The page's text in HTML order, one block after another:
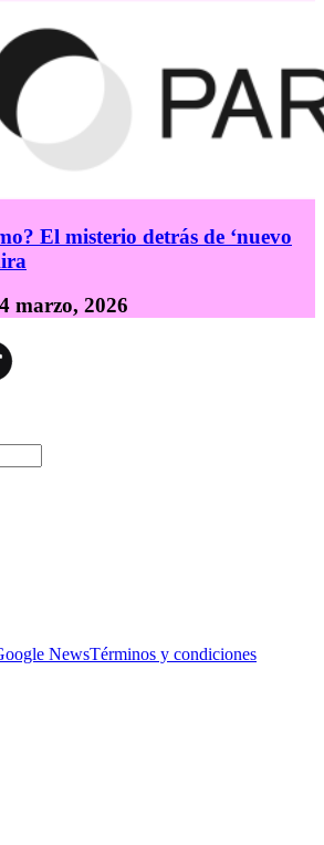
El misterio detrás de ‘nuevo
marzo, 2026
NewsTérminos y condiciones